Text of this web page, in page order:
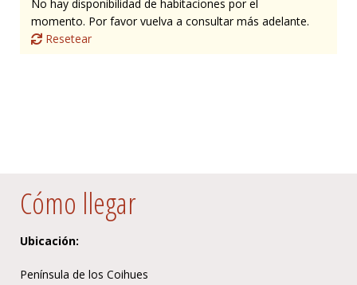
No hay disponibilidad de habitaciones por el
momento. Por favor vuelva a consultar más adelante.
Resetear
Cómo llegar
Ubicación:
Península de los Coihues